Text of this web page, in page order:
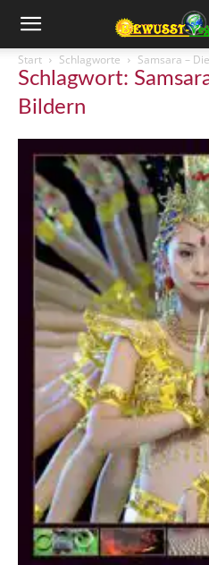
Start Schlagworte Samsara –
Schlagwort:
Bildern